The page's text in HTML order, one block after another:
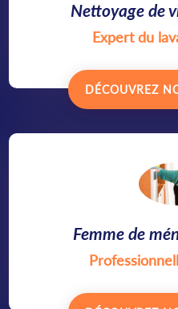
Nettoyage de
Expert du
DÉCOUVREZ
Femme de